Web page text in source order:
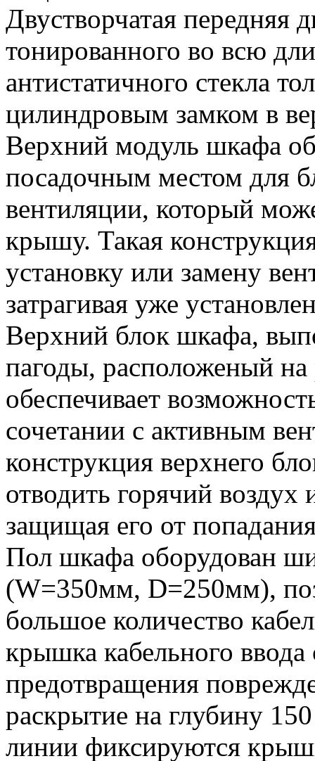
Двустворчатая передняя
тонированного во всю
антистатичного стекла
цилиндровым замком в
Верхний модуль шкафа
посадочным местом для
вентиляции, который
крышу. Такая
установку или замену
затрагивая уже
Верхний блок шкафа,
пагоды, расположеный
обеспечивает
сочетании с активным
конструкция верхнего
отводить горячий
защищая его от
Пол шкафа оборудован
(W=350мм, D=250мм),
большое количество
крышка кабельного
предотвращения
раскрытие на глубину
линии фиксируются